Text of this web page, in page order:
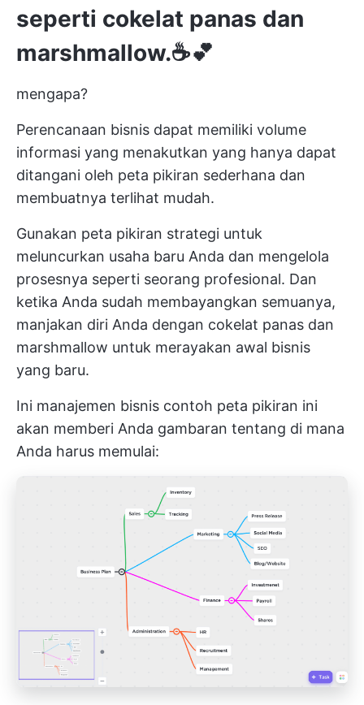
seperti cokelat panas dan
marshmallow.☕️💕
mengapa?
Perencanaan bisnis dapat memiliki volume
informasi yang menakutkan yang hanya dapat
ditangani oleh peta pikiran sederhana dan
membuatnya terlihat mudah.
Gunakan peta pikiran strategi untuk
meluncurkan usaha baru Anda dan mengelola
prosesnya seperti seorang profesional. Dan
ketika Anda sudah membayangkan semuanya,
manjakan diri Anda dengan cokelat panas dan
marshmallow untuk merayakan awal bisnis
yang baru.
Ini manajemen bisnis contoh peta pikiran ini
akan memberi Anda gambaran tentang di mana
Anda harus memulai: